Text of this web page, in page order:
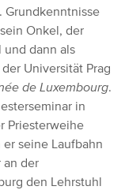
Grundkenntnisse
Onkel, der
und dann als
Universität Prag
de Luxembourg.
in
Priesterweihe
seine Laufbahn
an der
den Lehrstuhl